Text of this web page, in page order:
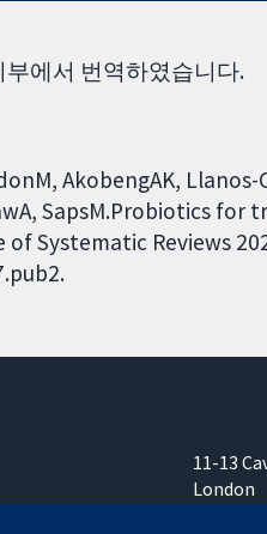
에서 번역하였습니다.
AkobengAK,
SapsM.Probiotics
Systematic Reviews
11-13
London